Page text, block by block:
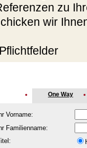
zu
wir
Pflichtfelder
One Way
Ihr Vorname:
Ihr Familienname: